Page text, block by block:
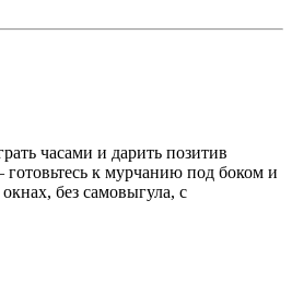
часами и дарить позитив
к мурчанию под боком и
без самовыгула, с